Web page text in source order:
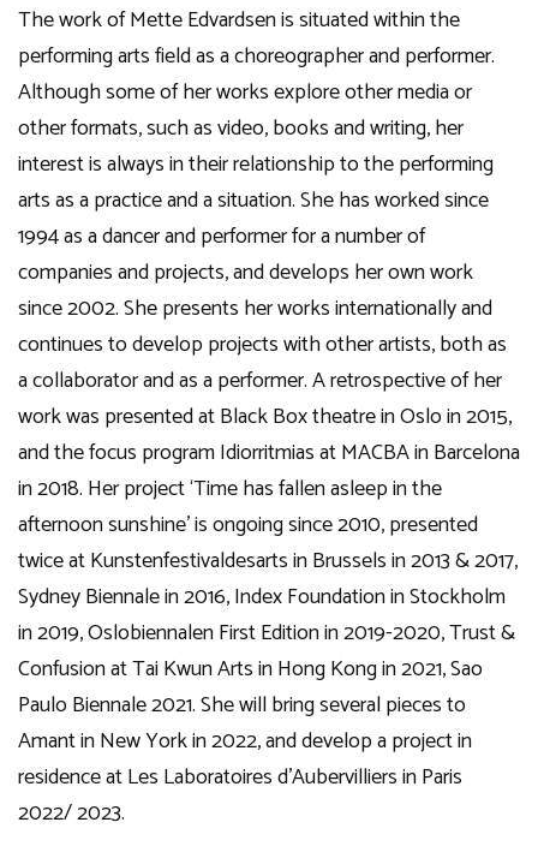
The work of Mette Edvardsen is situated within the
performing arts field as a choreographer and performer.
Although some of her works explore other media or
other formats, such as video, books and writing, her
interest is always in their relationship to the performing
arts as a practice and a situation. She has worked since
1994 as a dancer and performer for a number of
companies and projects, and develops her own work
since 2002. She presents her works internationally and
continues to develop projects with other artists, both as
a collaborator and as a performer. A retrospective of her
work was presented at Black Box theatre in Oslo in 2015,
and the focus program Idiorritmias at MACBA in Barcelona
in 2018. Her project ‘Time has fallen asleep in the
afternoon sunshine’ is ongoing since 2010, presented
twice at Kunstenfestivaldesarts in Brussels in 2013 & 2017,
Sydney Biennale in 2016, Index Foundation in Stockholm
in 2019, Oslobiennalen First Edition in 2019-2020, Trust &
Confusion at Tai Kwun Arts in Hong Kong in 2021, Sao
Paulo Biennale 2021. She will bring several pieces to
Amant in New York in 2022, and develop a project in
residence at Les Laboratoires d’Aubervilliers in Paris
2022/ 2023.